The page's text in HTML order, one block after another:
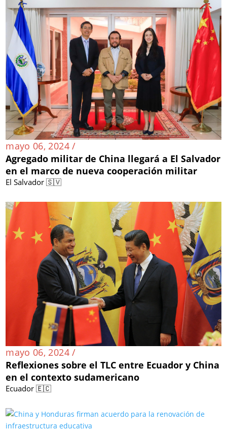
mayo 06, 2024 /
Agregado militar de China llegará a El Salvador
en el marco de nueva cooperación militar
El Salvador 🇸🇻
mayo 06, 2024 /
Reflexiones sobre el TLC entre Ecuador y China
en el contexto sudamericano
Ecuador 🇪🇨